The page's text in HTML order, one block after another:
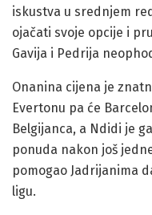
iskustva u srednjem
ojačati svoje opcije i
Gavija i Pedrija
Onanina cijena je
Evertonu pa će
Belgijanca, a Ndidi je
ponuda nakon još
pomogao Jadrijanima
ligu.